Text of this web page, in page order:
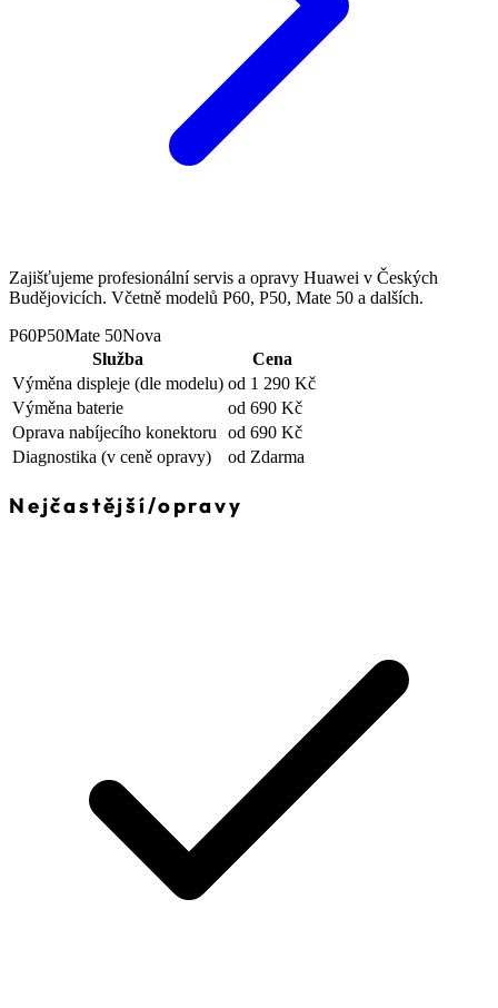
Zajišťujeme profesionální servis a opravy Huawei v Českých
Budějovicích. Včetně modelů P60, P50, Mate 50 a dalších.
P60P50Mate 50Nova
Služba
Cena
Výměna displeje (dle modelu) od 1 290 Kč
Výměna baterie
od 690 Kč
Oprava nabíjecího konektoru
od 690 Kč
Diagnostika (v ceně opravy) od Zdarma
Nejčastější/opravy